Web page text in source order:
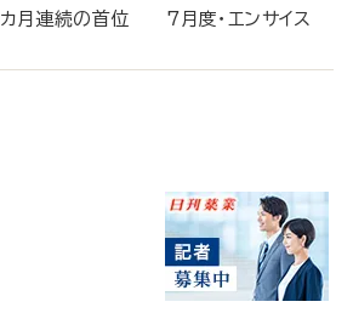
カ月連続の首位 7月度・エンサイス